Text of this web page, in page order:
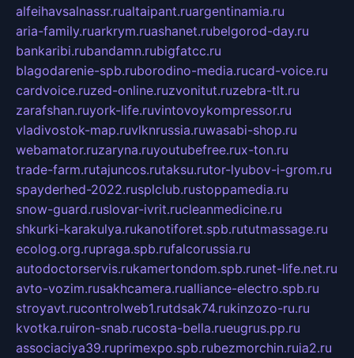
alfeihavsalnassr.rualtaipant.ruargentinamia.ru
aria-family.ruarkrym.ruashanet.rubelgorod-day.ru
bankaribi.rubandamn.rubigfatcc.ru
blagodarenie-spb.ruborodino-media.rucard-voice.ru
cardvoice.ruzed-online.ruzvonitut.ruzebra-tlt.ru
zarafshan.ruyork-life.ruvintovoykompressor.ru
vladivostok-map.ruvlknrussia.ruwasabi-shop.ru
webamator.ruzaryna.ruyoutubefree.rux-ton.ru
trade-farm.rutajuncos.rutaksu.rutor-lyubov-i-grom.ru
spayderhed-2022.rusplclub.rustoppamedia.ru
snow-guard.ruslovar-ivrit.rucleanmedicine.ru
shkurki-karakulya.rukanotiforet.spb.rututmassage.ru
ecolog.org.rupraga.spb.rufalcorussia.ru
autodoctorservis.rukamertondom.spb.runet-life.net.ru
avto-vozim.rusakhcamera.rualliance-electro.spb.ru
stroyavt.rucontrolweb1.rutdsak74.rukinzozo-ru.ru
kvotka.ruiron-snab.rucosta-bella.rueugrus.pp.ru
associaciya39.ruprimexpo.spb.rubezmorchin.ruia2.ru